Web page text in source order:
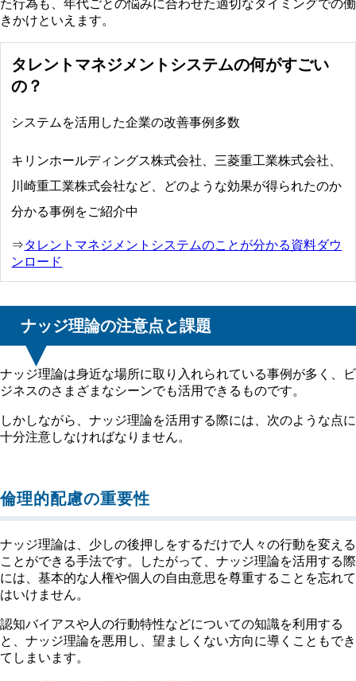
た行為も、年代ごとの悩みに合わせた適切なタイミングでの働
きかけといえます。
タレントマネジメントシステムの何がすごい
の？
システムを活用した企業の改善事例多数
キリンホールディングス株式会社、三菱重工業株式会社、
川崎重工業株式会社など、どのような効果が得られたのか
分かる事例をご紹介中
⇒タレントマネジメントシステムのことが分かる資料ダウ
ンロード
ナッジ理論の注意点と課題
ナッジ理論は身近な場所に取り入れられている事例が多く、ビ
ジネスのさまざまなシーンでも活用できるものです。
しかしながら、ナッジ理論を活用する際には、次のような点に
十分注意しなければなりません。
倫理的配慮の重要性
ナッジ理論は、少しの後押しをするだけで人々の行動を変える
ことができる手法です。したがって、ナッジ理論を活用する際
には、基本的な人権や個人の自由意思を尊重することを忘れて
はいけません。
認知バイアスや人の行動特性などについての知識を利用する
と、ナッジ理論を悪用し、望ましくない方向に導くこともでき
てしまいます。